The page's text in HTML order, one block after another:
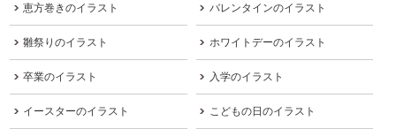
恵方巻きのイラスト バレンタインのイラスト
雛祭りのイラスト ホワイトデーのイラスト
卒業のイラスト 入学のイラスト
イースターのイラスト こどもの日のイラスト